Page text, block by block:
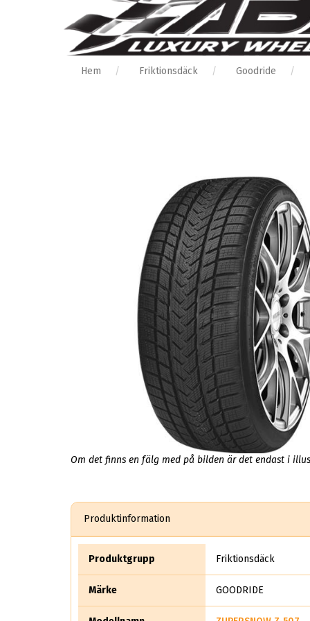
Hem Friktionsdäck Goodride
Om det finns en fälg med på bilden är det endast i
Produktinformation
Produktgrupp Friktionsdäck
Märke GOODRIDE